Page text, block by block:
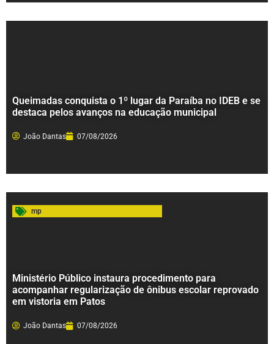
Queimadas conquista o 1º lugar da Paraíba no IDEB e se
destaca pelos avanços na educação municipal
João Dantas 07/08/2026
mp
Ministério Público instaura procedimento para
acompanhar regularização de ônibus escolar reprovado
em vistoria em Patos
João Dantas 07/08/2026